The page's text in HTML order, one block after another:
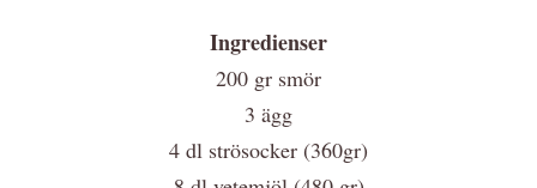
Ingredienser
200 gr smör
3 ägg
4 dl strösocker (360gr)